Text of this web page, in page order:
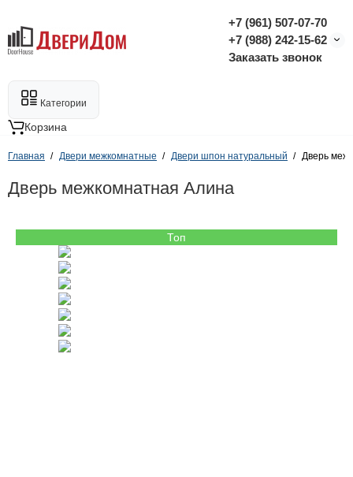
+7 (961) 507-07-70
+7 (988) 242-15-62
Заказать звонок
Категории
Корзина
Главная Двери межкомнатные Двери шпон натуральный Дверь
Дверь межкомнатная Алина
Топ